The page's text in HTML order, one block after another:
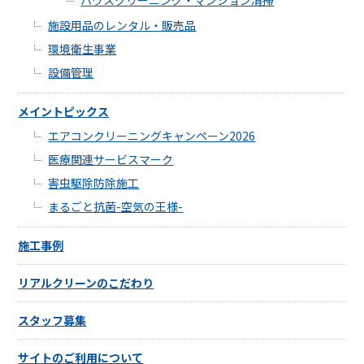
施設用品のレンタル・販売品
環境衛生事業
設備管理
メイントピックス
エアコンクリーニングキャンペーン2026
医療関連サービスマーク
害虫駆除防除施工
まるごと抗菌-空気の王様-
施工事例
リアルクリーンのこだわり
スタッフ募集
サイトのご利用について